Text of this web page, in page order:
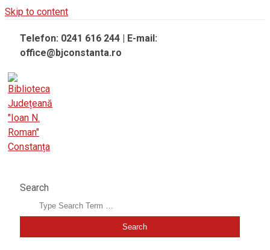
Skip to content
Telefon: 0241 616 244 | E-mail:
office@bjconstanta.ro
Search